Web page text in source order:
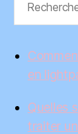
en
Quelles
traiter